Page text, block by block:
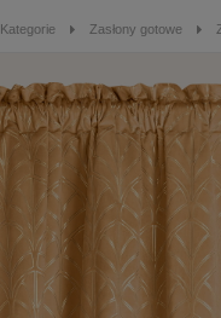
Kategorie Zasłony gotowe